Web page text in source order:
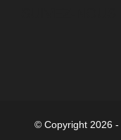
© Copyright 2026 -